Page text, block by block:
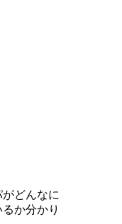
がどんなに
か分かり